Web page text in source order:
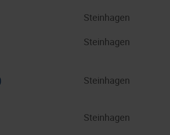
Steinhagen
Steinhagen
Steinhagen
Steinhagen